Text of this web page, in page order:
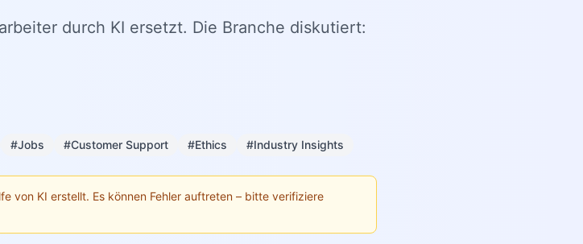
durch KI ersetzt. Die Branche diskutiert:
#Jobs #Customer Support #Ethics #Industry Insights
von KI erstellt. Es können Fehler auftreten – bitte verifiziere